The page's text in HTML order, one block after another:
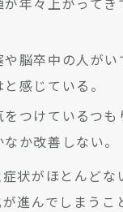
脳卒中の人がい
感じている。
つけているつ
か改善しない。
状がほとんどな
進んでしまうこ